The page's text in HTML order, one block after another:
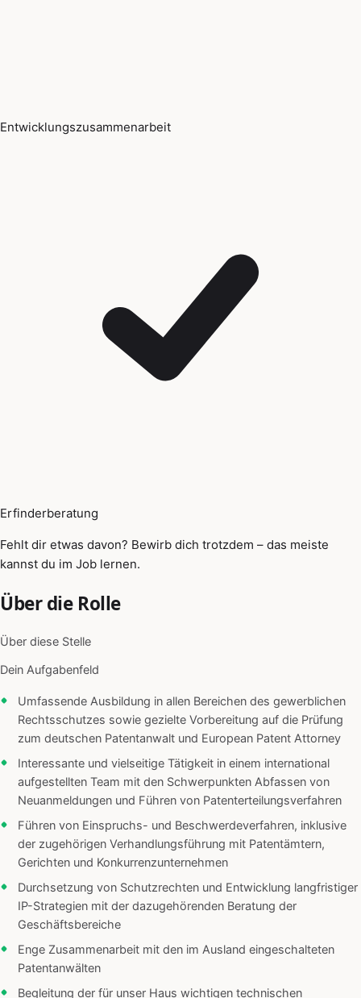
Entwicklungszusammenarbeit
Erfinderberatung
Fehlt dir etwas davon? Bewirb dich trotzdem – das meiste
kannst du im Job lernen.
Über die Rolle
Über diese Stelle
Dein Aufgabenfeld
Umfassende Ausbildung in allen Bereichen des gewerblichen
Rechtsschutzes sowie gezielte Vorbereitung auf die Prüfung
zum deutschen Patentanwalt und European Patent Attorney
Interessante und vielseitige Tätigkeit in einem international
aufgestellten Team mit den Schwerpunkten Abfassen von
Neuanmeldungen und Führen von Patenterteilungsverfahren
Führen von Einspruchs- und Beschwerdeverfahren, inklusive
der zugehörigen Verhandlungsführung mit Patentämtern,
Gerichten und Konkurrenzunternehmen
Durchsetzung von Schutzrechten und Entwicklung langfristiger
IP-Strategien mit der dazugehörenden Beratung der
Geschäftsbereiche
Enge Zusammenarbeit mit den im Ausland eingeschalteten
Patentanwälten
Begleitung der für unser Haus wichtigen technischen